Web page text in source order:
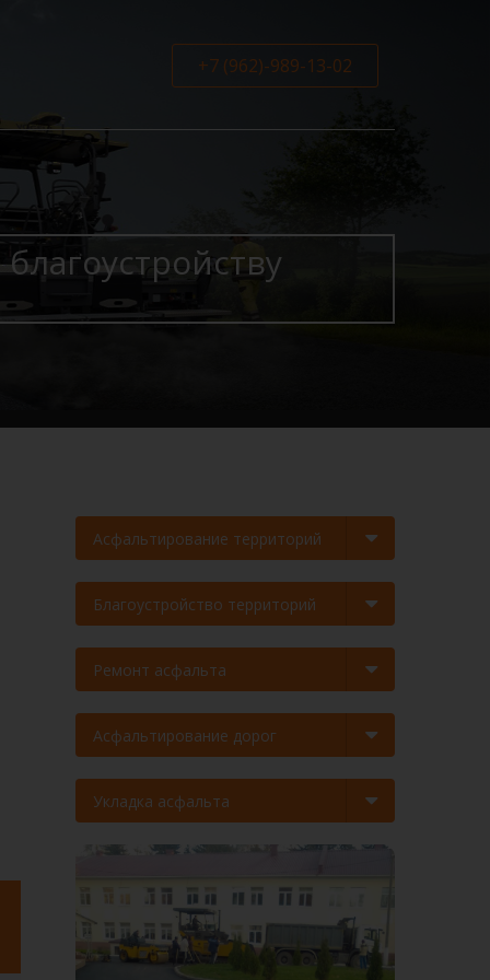
+7 (962)-989-13-02
Асфальтирование территорий
Благоустройство территорий
Ремонт асфальта
Асфальтирование дорог
Укладка асфальта